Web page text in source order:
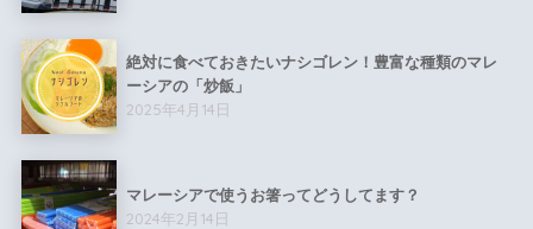
絶対に食べておきたいナシゴレン！豊富な種類のマレ
ーシアの「炒飯」
2025年4月14日
マレーシアで使うお箸ってどうしてます？
2024年2月14日